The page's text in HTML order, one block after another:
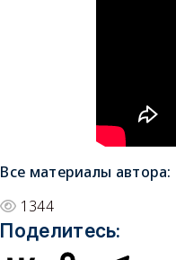
Все материалы автора:
1344
Поделитесь: